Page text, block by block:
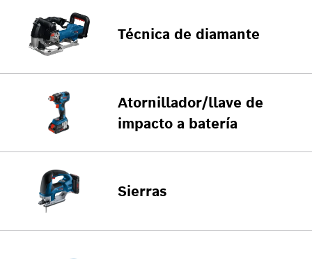
Técnica de diamante
Atornillador/llave de
impacto a batería
Sierras